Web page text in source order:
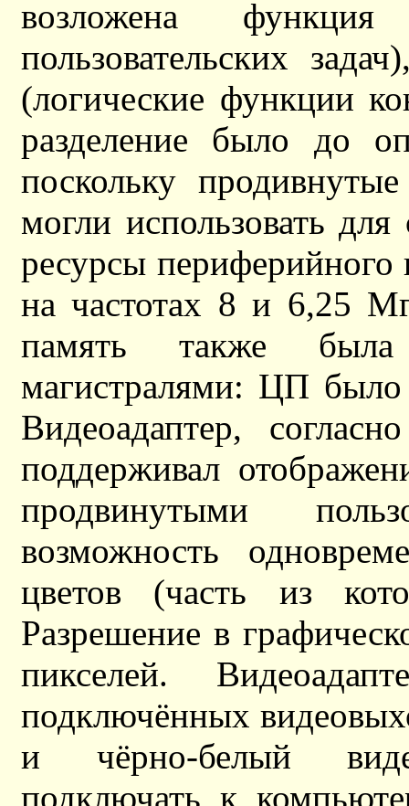
возложена функция
пользовательских
(логические функции
разделение было до
поскольку
могли использовать
ресурсы
на частотах 8 и 6,25
память также
магистралями: ЦП
Видеоадаптер,
поддерживал
продвинутыми
возможность
цветов (часть из
Разрешение в
пикселей.
подключённых
и чёрно-белый
подключать к